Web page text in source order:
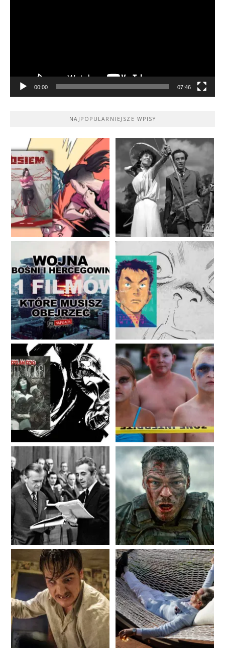
00:00 07:46
NAJPOPULARNIEJSZE WPISY